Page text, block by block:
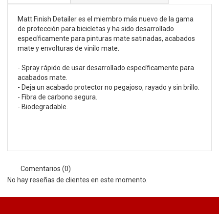
Matt Finish Detailer es el miembro más nuevo de la gama
de protección para bicicletas y ha sido desarrollado
específicamente para pinturas mate satinadas, acabados
mate y envolturas de vinilo mate.
- Spray rápido de usar desarrollado específicamente para
acabados mate.
- Deja un acabado protector no pegajoso, rayado y sin brillo.
- Fibra de carbono segura.
- Biodegradable.
Comentarios (0)
No hay reseñas de clientes en este momento.